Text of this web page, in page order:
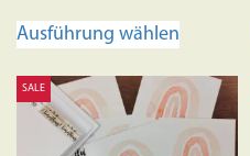
Ausführung wählen
mehrere
Varianten
auf.
SALE